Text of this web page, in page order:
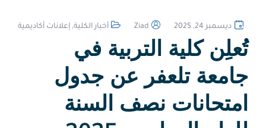
ديسمبر 24, 2025 Ziad أخبار الكلية, إعلانات أكاديمية
تُعلِن كلية التربية في
جامعة تلعفر عن جدول
امتحانات نصف السنة